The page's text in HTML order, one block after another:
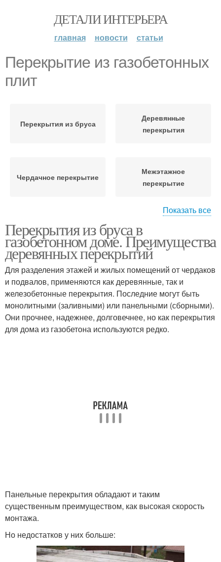
ДЕТАЛИ ИНТЕРЬЕРА
главная новости статьи
Перекрытие из газобетонных
плит
Перекрытия из бруса
Деревянные
перекрытия
Чердачное перекрытие
Межэтажное
перекрытие
Перекрытие в доме
перекрытие
Перекрытия на
газобетонные блоки
Перекрытия в доме
Монолитное
Сборно-монолитные
перекрытия
Перекрытия по
деревянным балкам
Перекрытия по
металлическим балкам
Газобетонные плиты
Показать все
Перекрытия из бруса в
газобетонном доме. Преимущества
деревянных перекрытий
Для разделения этажей и жилых помещений от чердаков
и подвалов, применяются как деревянные, так и
железобетонные перекрытия. Последние могут быть
монолитными (заливными) или панельными (сборными).
Они прочнее, надежнее, долговечнее, но как перекрытия
для дома из газобетона используются редко.
Панельные перекрытия обладают и таким
существенным преимуществом, как высокая скорость
монтажа.
Но недостатков у них больше: